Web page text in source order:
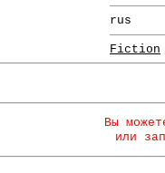
rus
Fiction
Вы
или